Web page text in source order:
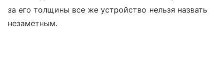
за его толщины все же устройство нельзя назвать
незаметным.